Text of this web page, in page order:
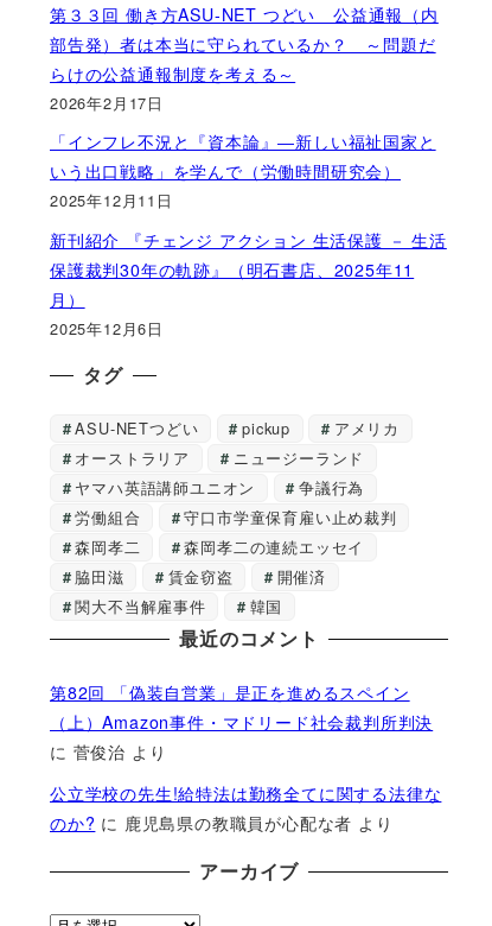
第３３回 働き方ASU-NET つどい 公益通報（内
部告発）者は本当に守られているか？ ～問題だ
らけの公益通報制度を考える～
2026年2月17日
「インフレ不況と『資本論』―新しい福祉国家と
いう出口戦略」を学んで（労働時間研究会）
2025年12月11日
新刊紹介 『チェンジ アクション 生活保護 － 生活
保護裁判30年の軌跡』（明石書店、2025年11
月）
2025年12月6日
タグ
ASU-NETつどい pickup
アメリカ
オーストラリア
ニュージーランド
ヤマハ英語講師ユニオン
争議行為
労働組合
守口市学童保育雇い止め裁判
森岡孝二
森岡孝二の連続エッセイ
脇田滋
賃金窃盗
開催済
関大不当解雇事件
韓国
最近のコメント
第82回 「偽装自営業」是正を進めるスペイン
（上）Amazon事件・マドリード社会裁判所判決
に 菅俊治 より
公立学校の先生!給特法は勤務全てに関する法律な
のか? に 鹿児島県の教職員が心配な者 より
アーカイブ